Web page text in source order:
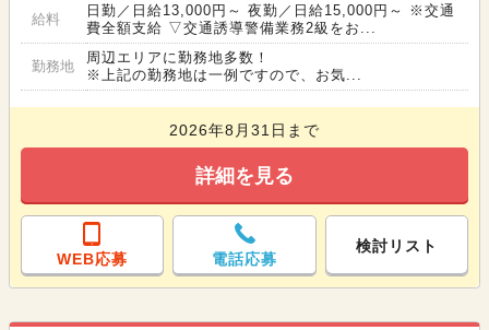
給料
日勤／日給13,000円～ 夜勤／日給15,000円～ ※交通
費全額支給 ▽交通誘導警備業務2級をお...
勤務地
周辺エリアに勤務地多数！
※上記の勤務地は一例ですので、お気...
2026年8月31日まで
詳細を見る
WEB応募 電話応募
検討リスト